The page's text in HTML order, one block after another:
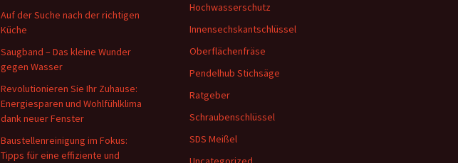
Auf der Suche nach der richtigen
Küche
Saugband – Das kleine Wunder
gegen Wasser
Revolutionieren Sie Ihr Zuhause:
Energiesparen und Wohlfühlklima
dank neuer Fenster
Baustellenreinigung im Fokus:
Tipps für eine effiziente und
Hochwasserschutz
Innensechskantschlüssel
Oberflächenfräse
Pendelhub Stichsäge
Ratgeber
Schraubenschlüssel
SDS Meißel